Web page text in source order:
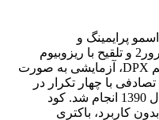
پرایمینگ و
زیست‌پرایمینگ (کاربرد کود زیستی بارور2 و تلقیح با ریزوبیوم
ژاپونیکوم) بر رشد و عملکرد سویا رقم DPX، آزمایشی به صورت
با چهار تکرار در
دانشگاه صنعتی شاهرود در خرداد سال 1390 انجام شد. کود
و بدون کاربرد، باکتری